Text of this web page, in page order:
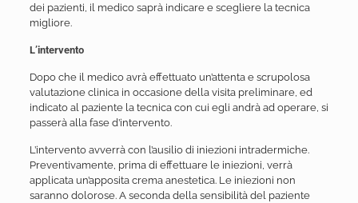
dei pazienti, il medico saprà indicare e scegliere la tecnica
migliore.
L’intervento
Dopo che il medico avrà effettuato un’attenta e scrupolosa
valutazione clinica in occasione della visita preliminare, ed
indicato al paziente la tecnica con cui egli andrà ad operare, si
passerà alla fase d’intervento.
L’intervento avverrà con l’ausilio di iniezioni intradermiche.
Preventivamente, prima di effettuare le iniezioni, verrà
applicata un’apposita crema anestetica. Le iniezioni non
saranno dolorose. A seconda della sensibilità del paziente